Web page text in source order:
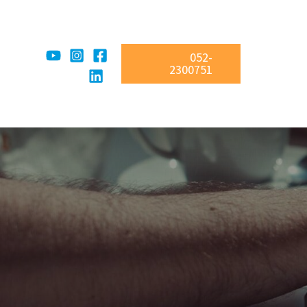
052-
2300751